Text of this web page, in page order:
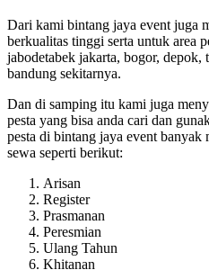
Dari kami bintang jaya event juga
berkualitas tinggi serta untuk area
jabodetabek jakarta, bogor, depok,
bandung sekitarnya.
Dan di samping itu kami juga
pesta yang bisa anda cari dan
pesta di bintang jaya event
sewa seperti berikut:
Arisan
Register
Prasmanan
Peresmian
Ulang Tahun
Khitanan